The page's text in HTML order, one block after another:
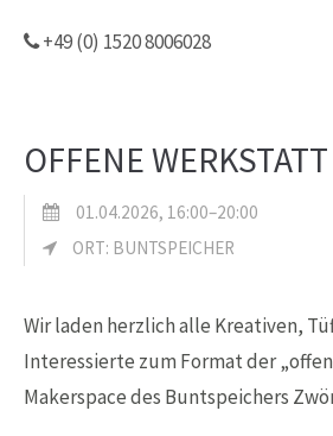
+49 (0) 1520 8006028
OFFENE WERKSTATT
01.04.2026, 16:00–20:00
ORT: BUNTSPEICHER
Wir laden herzlich alle Kreativen,
Interessierte zum Format der
Makerspace des Buntspeichers